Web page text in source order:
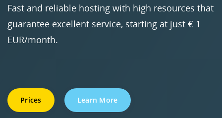
Fast and reliable hosting with high resources that
guarantee excellent service, starting at just € 1
Prices Learn More